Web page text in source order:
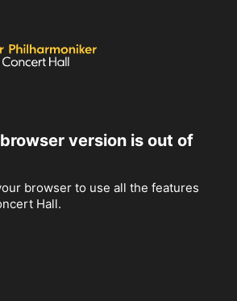
version is out of
browser to use all the features
Hall.